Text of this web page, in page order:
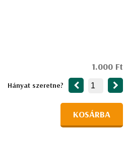
1.000 Ft
Hányat szeretne?
KOSÁRBA